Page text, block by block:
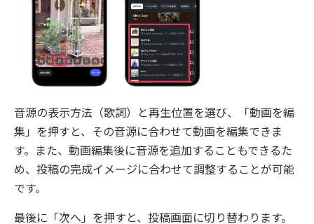
音源の表示方法（歌詞）と再生位置を選び、「動画を編
集」を押すと、その音源に合わせて動画を編集できま
す。また、動画編集後に音源を追加することもできるた
め、投稿の完成イメージに合わせて調整することが可能
です。
最後に「次へ」を押すと、投稿画面に切り替わります。